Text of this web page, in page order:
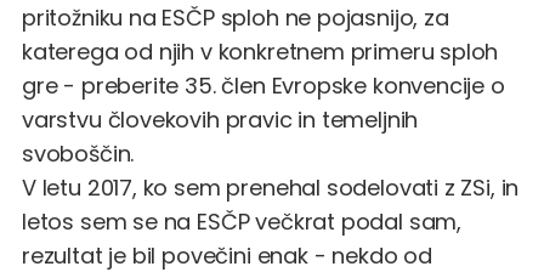
pritožniku na ESČP sploh ne pojasnijo, za
katerega od njih v konkretnem primeru sploh
gre - preberite 35. člen Evropske konvencije o
varstvu človekovih pravic in temeljnih
svoboščin.
V letu 2017, ko sem prenehal sodelovati z ZSi, in
letos sem se na ESČP večkrat podal sam,
rezultat je bil povečini enak - nekdo od